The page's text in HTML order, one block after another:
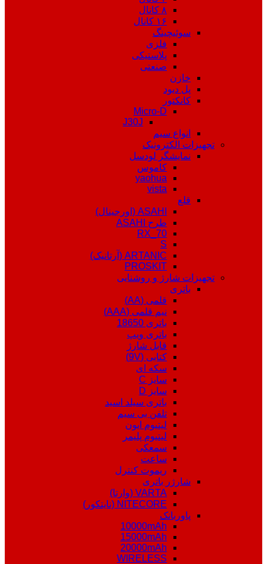
۸ کانال
۱۶ کانال
سوئیچینگ
فلزی
پلاستیکی
صنعتی
خازن
پل دیود
کانکتور
Micro-D
J30J
انواع سیم
تجهیزات الکترونیک
نمایشگر لودسل
کاموس
yaohua
vista
قلع
ASAHI (اورجینال)
طرح ASAHI
RX_70
S
ARTANIC (آرتانیک)
PROSKIT
تجهیزات شارژ و روشنایی
باتری
قلمی (AA)
نیم قلمی (AAA)
باتری 18650
باتری ویپ
قابل شارژ
کتابی (9V)
سکه ای
سایز C
سایز D
باتری سیلد اسید
تلفن بی سیم
لیتیوم ایون
لیتیوم پلیمر
سمعکی
ساعت
ریموت کنترل
شارژر باتری
VARTA (وارتا)
NITECORE (نایتکور)
پاوربانک
10000mAh
15000mAh
20000mAh
WIRELESS